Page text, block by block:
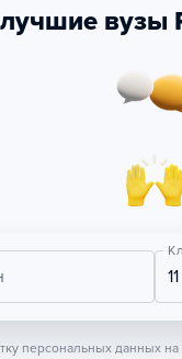
вузы
11
персональных данных на